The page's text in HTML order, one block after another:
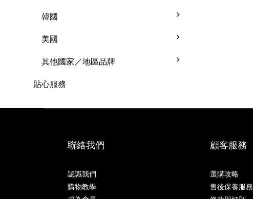
韓國
美國
其他國家／地區品牌
貼心服務
聯絡我們
認識我們
購物教學
顧客服務
選購攻略
售後保養服務